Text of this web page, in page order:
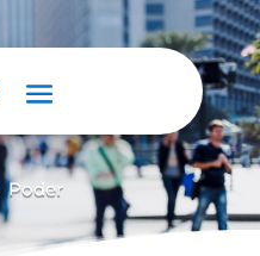
Poder